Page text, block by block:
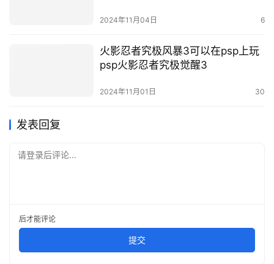
2024年11月04日 6
火影忍者究极风暴3可以在psp上玩
psp火影忍者究极觉醒3
2024年11月01日 30
发表回复
请登录后评论...
后才能评论
提交